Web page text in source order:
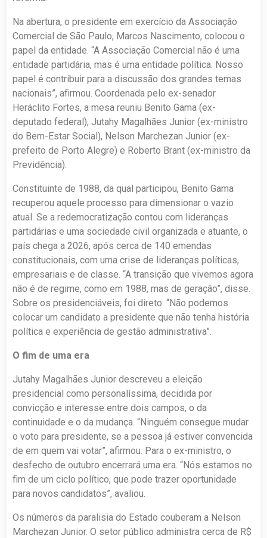
Na abertura, o presidente em exercício da Associação
Comercial de São Paulo, Marcos Nascimento, colocou o
papel da entidade. “A Associação Comercial não é uma
entidade partidária, mas é uma entidade política. Nosso
papel é contribuir para a discussão dos grandes temas
nacionais”, afirmou. Coordenada pelo ex-senador
Heráclito Fortes, a mesa reuniu Benito Gama (ex-
deputado federal), Jutahy Magalhães Junior (ex-ministro
do Bem-Estar Social), Nelson Marchezan Junior (ex-
prefeito de Porto Alegre) e Roberto Brant (ex-ministro da
Previdência).
Constituinte de 1988, da qual participou, Benito Gama
recuperou aquele processo para dimensionar o vazio
atual. Se a redemocratização contou com lideranças
partidárias e uma sociedade civil organizada e atuante, o
país chega a 2026, após cerca de 140 emendas
constitucionais, com uma crise de lideranças políticas,
empresariais e de classe. “A transição que vivemos agora
não é de regime, como em 1988, mas de geração”, disse.
Sobre os presidenciáveis, foi direto: “Não podemos
colocar um candidato a presidente que não tenha história
política e experiência de gestão administrativa”.
O fim de uma era
Jutahy Magalhães Junior descreveu a eleição
presidencial como personalíssima, decidida por
convicção e interesse entre dois campos, o da
continuidade e o da mudança. “Ninguém consegue mudar
o voto para presidente, se a pessoa já estiver convencida
de em quem vai votar”, afirmou. Para o ex-ministro, o
desfecho de outubro encerrará uma era. “Nós estamos no
fim de um ciclo político, que pode trazer oportunidade
para novos candidatos”, avaliou.
Os números da paralisia do Estado couberam a Nelson
Marchezan Junior. O setor público administra cerca de R$